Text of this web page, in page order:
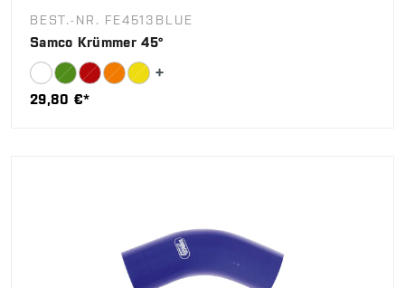
BEST.-NR. FE4513BLUE
Samco Krümmer 45°
29,80 €*